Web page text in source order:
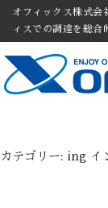
オフィックス株式会
ィスでの調達を総合
カテゴリー: ing イ